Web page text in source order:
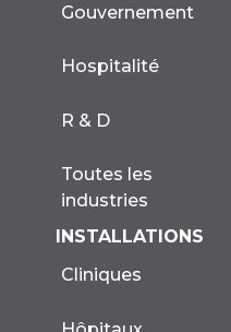
Gouvernement
Hospitalité
R & D
Toutes les
industries
INSTALLATIONS
Cliniques